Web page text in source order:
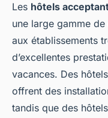
Les hôtels
une large gamme
aux établissements
d’excellentes
vacances. Des
offrent des
tandis que des